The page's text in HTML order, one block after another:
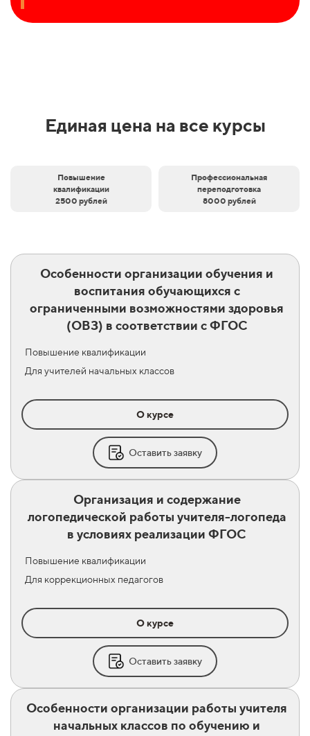
Единая цена на все курсы
Повышение
квалификации
2500 рублей
Профессиональная
переподготовка
8000 рублей
Особенности организации обучения и
воспитания обучающихся с
ограниченными возможностями здоровья
(ОВЗ) в соответствии с ФГОС
Повышение квалификации
Для учителей начальных классов
О курсе
Оставить заявку
Организация и содержание
логопедической работы учителя-логопеда
в условиях реализации ФГОС
Повышение квалификации
Для коррекционных педагогов
О курсе
Оставить заявку
Особенности организации работы учителя
начальных классов по обучению и